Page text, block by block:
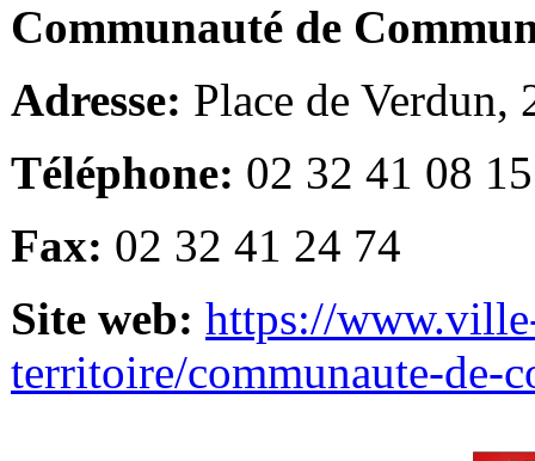
Communauté de
Adresse: Place de Verdun,
Téléphone: 02 32 41 08 15
Fax: 02 32 41 24 74
Site web: https://
territoire/communaute-de-